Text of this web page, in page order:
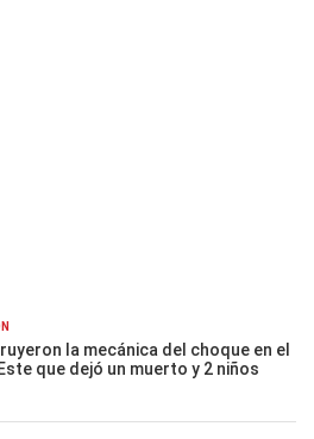
la mecánica del choque en el
que dejó un muerto y 2 niños